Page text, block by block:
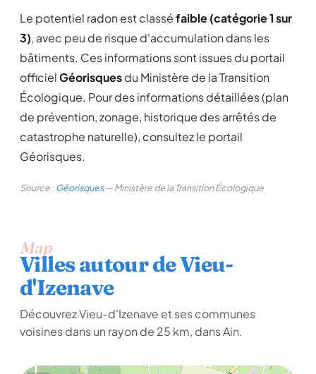
Le potentiel radon est classéfaible (catégorie 1 sur
3), avec peu de risque d'accumulation dans les
bâtiments. Ces informations sont issues du portail
officielGéorisquesdu Ministère de la Transition
Écologique. Pour des informations détaillées (plan
de prévention, zonage, historique des arrêtés de
catastrophe naturelle), consultez le portail
Géorisques.
Source :Géorisques— Ministère de la Transition Écologique
Map
Villes autour de Vieu-
d'Izenave
Découvrez Vieu-d'Izenave et ses communes
voisines dans un rayon de 25 km, dans Ain.